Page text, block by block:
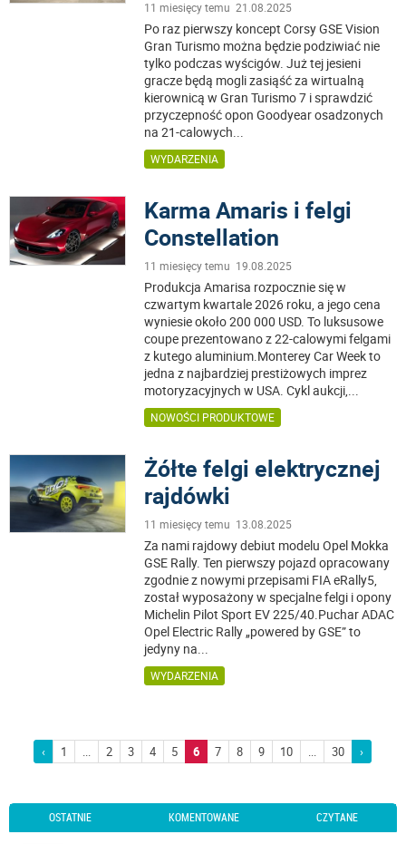
11 miesięcy temu 21.08.2025
Po raz pierwszy koncept Corsy GSE Vision
Gran Turismo można będzie podziwiać nie
tylko podczas wyścigów. Już tej jesieni
gracze będą mogli zasiąść za wirtualną
kierownicą w Gran Turismo 7 i sprawdzić
przyczepność opon Goodyear osadzonych
na 21-calowych...
WYDARZENIA
Karma Amaris i felgi
Constellation
11 miesięcy temu 19.08.2025
Produkcja Amarisa rozpocznie się w
czwartym kwartale 2026 roku, a jego cena
wyniesie około 200 000 USD. To luksusowe
coupe prezentowano z 22-calowymi felgami
z kutego aluminium.Monterey Car Week to
jedna z najbardziej prestiżowych imprez
motoryzacyjnych w USA. Cykl aukcji,...
NOWOŚCI PRODUKTOWE
Żółte felgi elektrycznej
rajdówki
11 miesięcy temu 13.08.2025
Za nami rajdowy debiut modelu Opel Mokka
GSE Rally. Ten pierwszy pojazd opracowany
zgodnie z nowymi przepisami FIA eRally5,
został wyposażony w specjalne felgi i opony
Michelin Pilot Sport EV 225/40.Puchar ADAC
Opel Electric Rally „powered by GSE” to
jedyny na...
WYDARZENIA
‹ 1 ... 2 3 4 5 6 7 8 9 10 ... 30 ›
OSTATNIE KOMENTOWANE CZYTANE